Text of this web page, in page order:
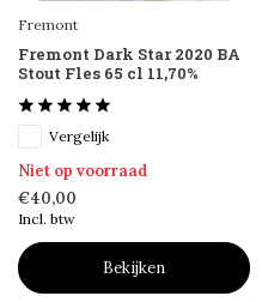
Fremont
Fremont Dark Star 2020 BA
Stout Fles 65 cl 11,70%
Vergelijk
Niet op voorraad
€40,00
Incl. btw
Bekijken